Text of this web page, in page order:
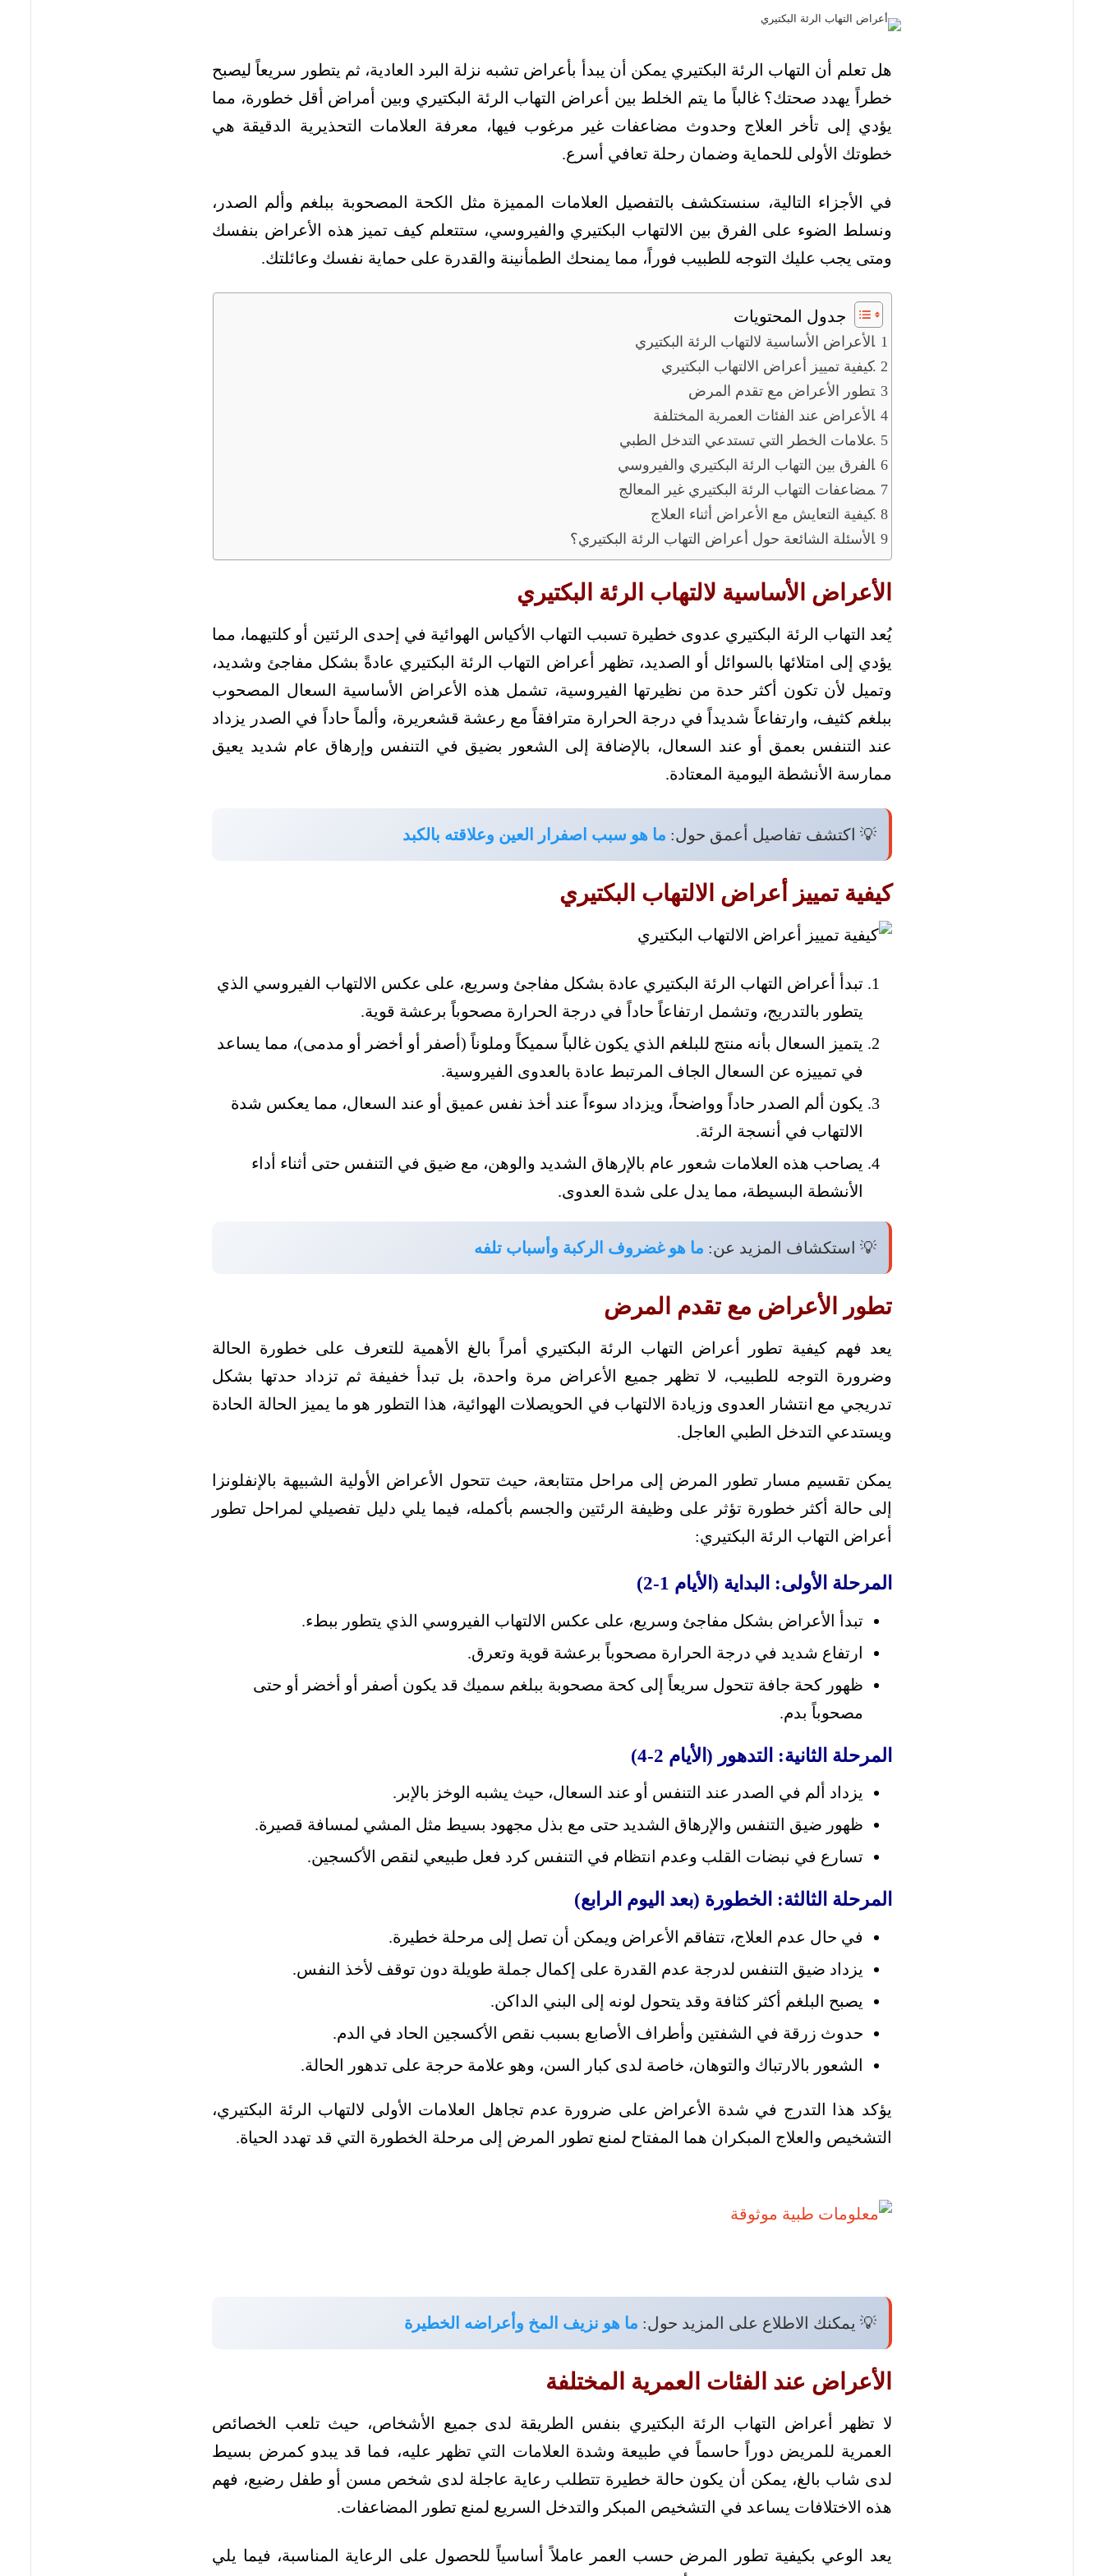
هل تعلم أن التهاب الرئة البكتيري يمكن أن يبدأ بأعراض تشبه نزلة البرد العادية، ثم يتطور سريعاً ليصبح
خطراً يهدد صحتك؟ غالباً ما يتم الخلط بين أعراض التهاب الرئة البكتيري وبين أمراض أقل خطورة، مما
يؤدي إلى تأخر العلاج وحدوث مضاعفات غير مرغوب فيها، معرفة العلامات التحذيرية الدقيقة هي
خطوتك الأولى للحماية وضمان رحلة تعافي أسرع.
في الأجزاء التالية، سنستكشف بالتفصيل العلامات المميزة مثل الكحة المصحوبة ببلغم وألم الصدر،
ونسلط الضوء على الفرق بين الالتهاب البكتيري والفيروسي، ستتعلم كيف تميز هذه الأعراض بنفسك
ومتى يجب عليك التوجه للطبيب فوراً، مما يمنحك الطمأنينة والقدرة على حماية نفسك وعائلتك.
جدول المحتويات
الأعراض الأساسية لالتهاب الرئة البكتيري
كيفية تمييز أعراض الالتهاب البكتيري
تطور الأعراض مع تقدم المرض
الأعراض عند الفئات العمرية المختلفة
علامات الخطر التي تستدعي التدخل الطبي
الفرق بين التهاب الرئة البكتيري والفيروسي
مضاعفات التهاب الرئة البكتيري غير المعالج
كيفية التعايش مع الأعراض أثناء العلاج
الأسئلة الشائعة حول أعراض التهاب الرئة البكتيري؟
الأعراض الأساسية لالتهاب الرئة البكتيري
يُعد التهاب الرئة البكتيري عدوى خطيرة تسبب التهاب الأكياس الهوائية في إحدى الرئتين أو كلتيهما، مما
يؤدي إلى امتلائها بالسوائل أو الصديد، تظهر أعراض التهاب الرئة البكتيري عادةً بشكل مفاجئ وشديد،
وتميل لأن تكون أكثر حدة من نظيرتها الفيروسية، تشمل هذه الأعراض الأساسية السعال المصحوب
ببلغم كثيف، وارتفاعاً شديداً في درجة الحرارة مترافقاً مع رعشة قشعريرة، وألماً حاداً في الصدر يزداد
عند التنفس بعمق أو عند السعال، بالإضافة إلى الشعور بضيق في التنفس وإرهاق عام شديد يعيق
ممارسة الأنشطة اليومية المعتادة.
💡 اكتشف تفاصيل أعمق حول: ما هو سبب اصفرار العين وعلاقته بالكبد
كيفية تمييز أعراض الالتهاب البكتيري
تبدأ أعراض التهاب الرئة البكتيري عادة بشكل مفاجئ وسريع، على عكس الالتهاب الفيروسي الذي
يتطور بالتدريج، وتشمل ارتفاعاً حاداً في درجة الحرارة مصحوباً برعشة قوية.
يتميز السعال بأنه منتج للبلغم الذي يكون غالباً سميكاً وملوناً (أصفر أو أخضر أو مدمى)، مما يساعد
في تمييزه عن السعال الجاف المرتبط عادة بالعدوى الفيروسية.
يكون ألم الصدر حاداً وواضحاً، ويزداد سوءاً عند أخذ نفس عميق أو عند السعال، مما يعكس شدة
الالتهاب في أنسجة الرئة.
يصاحب هذه العلامات شعور عام بالإرهاق الشديد والوهن، مع ضيق في التنفس حتى أثناء أداء
الأنشطة البسيطة، مما يدل على شدة العدوى.
💡 استكشاف المزيد عن: ما هو غضروف الركبة وأسباب تلفه
تطور الأعراض مع تقدم المرض
يعد فهم كيفية تطور أعراض التهاب الرئة البكتيري أمراً بالغ الأهمية للتعرف على خطورة الحالة
وضرورة التوجه للطبيب، لا تظهر جميع الأعراض مرة واحدة، بل تبدأ خفيفة ثم تزداد حدتها بشكل
تدريجي مع انتشار العدوى وزيادة الالتهاب في الحويصلات الهوائية، هذا التطور هو ما يميز الحالة الحادة
ويستدعي التدخل الطبي العاجل.
يمكن تقسيم مسار تطور المرض إلى مراحل متتابعة، حيث تتحول الأعراض الأولية الشبيهة بالإنفلونزا
إلى حالة أكثر خطورة تؤثر على وظيفة الرئتين والجسم بأكمله، فيما يلي دليل تفصيلي لمراحل تطور
أعراض التهاب الرئة البكتيري:
المرحلة الأولى: البداية (الأيام 1-2)
تبدأ الأعراض بشكل مفاجئ وسريع، على عكس الالتهاب الفيروسي الذي يتطور ببطء.
ارتفاع شديد في درجة الحرارة مصحوباً برعشة قوية وتعرق.
ظهور كحة جافة تتحول سريعاً إلى كحة مصحوبة ببلغم سميك قد يكون أصفر أو أخضر أو حتى
مصحوباً بدم.
المرحلة الثانية: التدهور (الأيام 2-4)
يزداد ألم في الصدر عند التنفس أو عند السعال، حيث يشبه الوخز بالإبر.
ظهور ضيق التنفس والإرهاق الشديد حتى مع بذل مجهود بسيط مثل المشي لمسافة قصيرة.
تسارع في نبضات القلب وعدم انتظام في التنفس كرد فعل طبيعي لنقص الأكسجين.
المرحلة الثالثة: الخطورة (بعد اليوم الرابع)
في حال عدم العلاج، تتفاقم الأعراض ويمكن أن تصل إلى مرحلة خطيرة.
يزداد ضيق التنفس لدرجة عدم القدرة على إكمال جملة طويلة دون توقف لأخذ النفس.
يصبح البلغم أكثر كثافة وقد يتحول لونه إلى البني الداكن.
حدوث زرقة في الشفتين وأطراف الأصابع بسبب نقص الأكسجين الحاد في الدم.
الشعور بالارتباك والتوهان، خاصة لدى كبار السن، وهو علامة حرجة على تدهور الحالة.
يؤكد هذا التدرج في شدة الأعراض على ضرورة عدم تجاهل العلامات الأولى لالتهاب الرئة البكتيري،
التشخيص والعلاج المبكران هما المفتاح لمنع تطور المرض إلى مرحلة الخطورة التي قد تهدد الحياة.
💡 يمكنك الاطلاع على المزيد حول: ما هو نزيف المخ وأعراضه الخطيرة
الأعراض عند الفئات العمرية المختلفة
لا تظهر أعراض التهاب الرئة البكتيري بنفس الطريقة لدى جميع الأشخاص، حيث تلعب الخصائص
العمرية للمريض دوراً حاسماً في طبيعة وشدة العلامات التي تظهر عليه، فما قد يبدو كمرض بسيط
لدى شاب بالغ، يمكن أن يكون حالة خطيرة تتطلب رعاية عاجلة لدى شخص مسن أو طفل رضيع، فهم
هذه الاختلافات يساعد في التشخيص المبكر والتدخل السريع لمنع تطور المضاعفات.
يعد الوعي بكيفية تطور المرض حسب العمر عاملاً أساسياً للحصول على الرعاية المناسبة، فيما يلي